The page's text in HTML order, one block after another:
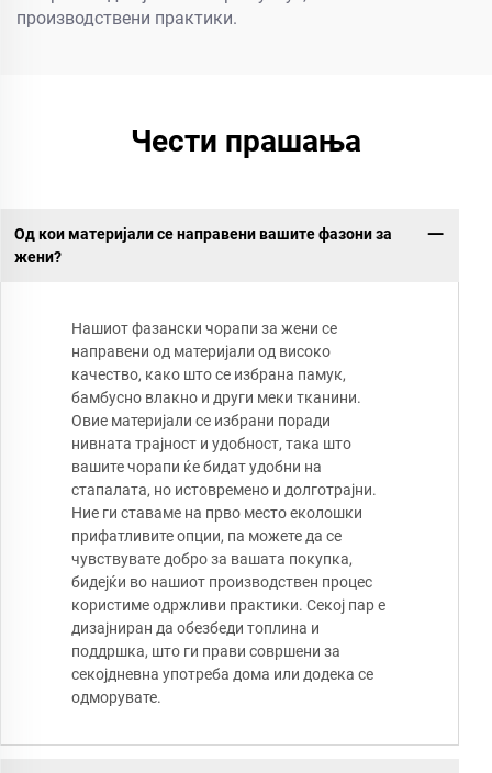
производствени практики.
Чести прашања
Од кои материјали се направени вашите фазони за
жени?
Нашиот фазански чорапи за жени се
направени од материјали од високо
качество, како што се избрана памук,
бамбусно влакно и други меки тканини.
Овие материјали се избрани поради
нивната трајност и удобност, така што
вашите чорапи ќе бидат удобни на
стапалата, но истовремено и долготрајни.
Ние ги ставаме на прво место еколошки
прифатливите опции, па можете да се
чувствувате добро за вашата покупка,
бидејќи во нашиот производствен процес
користиме одржливи практики. Секој пар е
дизајниран да обезбеди топлина и
поддршка, што ги прави совршени за
секојдневна употреба дома или додека се
одморувате.